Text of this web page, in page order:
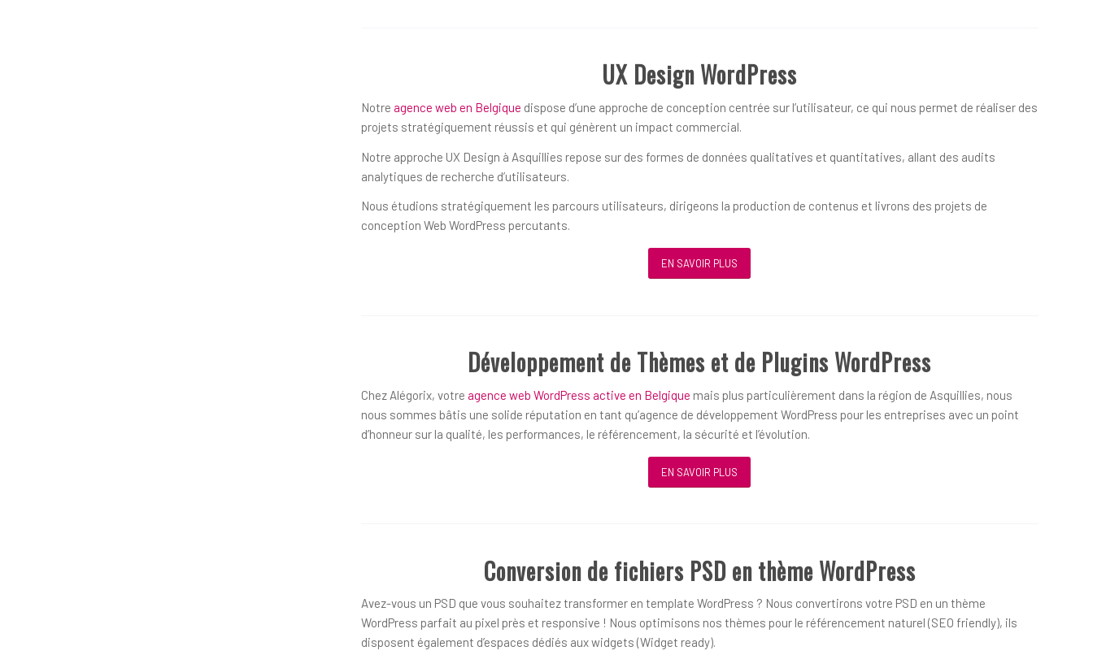
UX Design WordPress
Notre agence web en Belgique dispose d’une approche de conception centrée sur l’utilisateur, ce qui nous permet de réaliser des
projets stratégiquement réussis et qui génèrent un impact commercial.
Notre approche UX Design à Asquillies repose sur des formes de données qualitatives et quantitatives, allant des audits
analytiques de recherche d’utilisateurs.
Nous étudions stratégiquement les parcours utilisateurs, dirigeons la production de contenus et livrons des projets de
conception Web WordPress percutants.
EN SAVOIR PLUS
Développement de Thèmes et de Plugins WordPress
Chez Alégorix, votre agence web WordPress active en Belgique mais plus particulièrement dans la région de Asquillies, nous
nous sommes bâtis une solide réputation en tant qu’agence de développement WordPress pour les entreprises avec un point
d’honneur sur la qualité, les performances, le référencement, la sécurité et l’évolution.
EN SAVOIR PLUS
Conversion de fichiers PSD en thème WordPress
Avez-vous un PSD que vous souhaitez transformer en template WordPress ? Nous convertirons votre PSD en un thème
WordPress parfait au pixel près et responsive ! Nous optimisons nos thèmes pour le référencement naturel (SEO friendly), ils
disposent également d’espaces dédiés aux widgets (Widget ready).